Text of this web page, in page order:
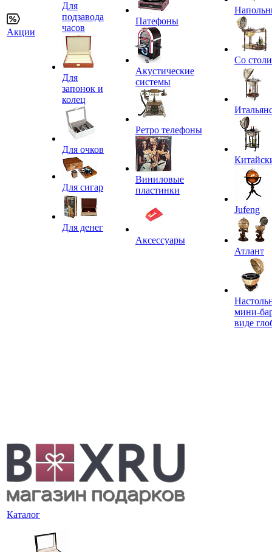
Акции
Для
подзавода
часов
Для
запонок и
колец
Для очков
Для сигар
Для денег
Патефоны
Акустические
системы
Ретро телефоны
Виниловые
пластинки
Аксессуары
Со
Jufeng
Атлант
мини-
виде
Каталог